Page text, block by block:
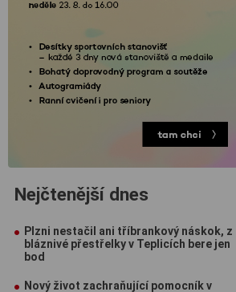
Nejčtenější dnes
Plzni nestačil ani tříbrankový náskok, z
bláznivé přestřelky v Teplicích bere jen
bod
Nový život zachraňující pomocník v